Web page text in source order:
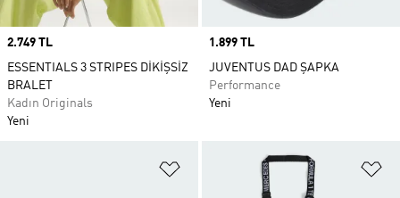
Price
2.749 TL
ESSENTIALS 3 STRIPES DİKİŞSİZ
BRALET
Kadın Originals
Yeni
Price
1.899 TL
JUVENTUS DAD ŞAPKA
Performance
Yeni
Favori Listesine Ekle